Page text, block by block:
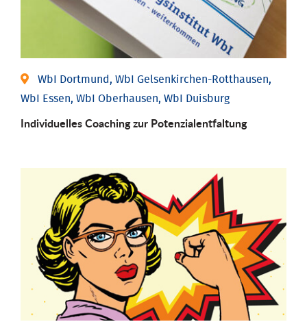
WbI Dortmund, WbI Gelsenkirchen-Rotthausen,
WbI Essen, WbI Oberhausen, WbI Duisburg
Individuelles Coaching zur Potenzialentfaltung